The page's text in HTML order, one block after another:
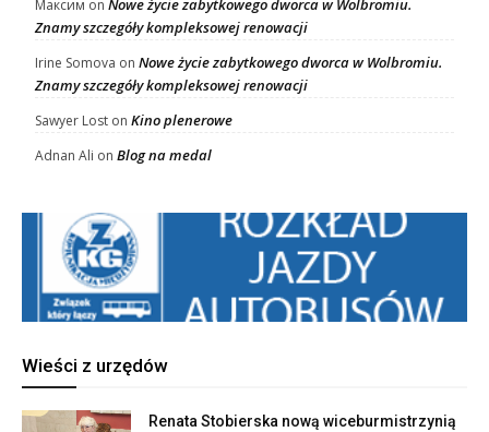
Максим on Nowe życie zabytkowego dworca w Wolbromiu.
Znamy szczegóły kompleksowej renowacji
Irine Somova on Nowe życie zabytkowego dworca w Wolbromiu.
Znamy szczegóły kompleksowej renowacji
Sawyer Lost on Kino plenerowe
Adnan Ali on Blog na medal
Wieści z urzędów
Renata Stobierska nową wiceburmistrzynią